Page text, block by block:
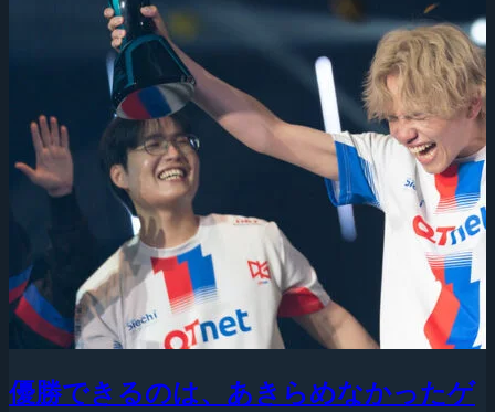
優勝できるのは、あきらめなかったゲ